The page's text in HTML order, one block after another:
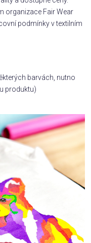
organizace Fair Wear
podmínky v textilním
barvách, nutno
produktu)